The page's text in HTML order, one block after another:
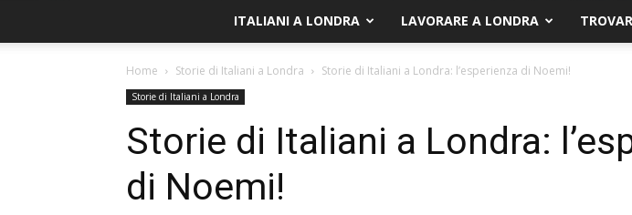
ITALIANI A LONDRA LAVORARE A LONDRA
Home Storie di Italiani a Londra Storie di Italiani a Londra: l’esperienza di Noemi!
Storie di Italiani a Londra
Storie di Italiani a Londra:
di Noemi!